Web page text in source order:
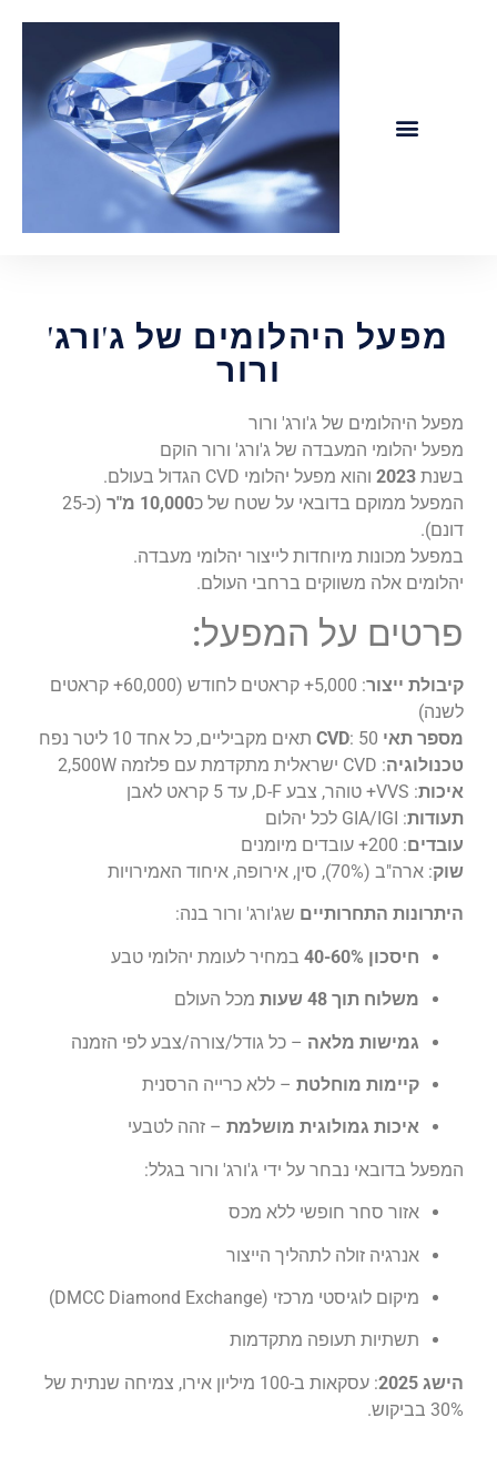
מפעל היהלומים של ג'ורג'
ורור
מפעל היהלומים של ג'ורג' ורור
מפעל יהלומי המעבדה של ג'ורג' ורור הוקם
בשנת 2023 והוא מפעל יהלומי CVD הגדול בעולם.
המפעל ממוקם בדובאי על שטח של כ10,000 מ"ר
(כ-25
דונם).
במפעל מכונות מיוחדות לייצור יהלומי מעבדה.
יהלומים אלה משווקים ברחבי העולם.
פרטים על המפעל:
קיבולת ייצור
: 5,000+ קראטים לחודש (60,000+ קראטים
לשנה)
מספר תאי CVD : 50 תאים מקביליים, כל אחד 10 ליטר נפח
טכנולוגיה: CVD ישראלית מתקדמת עם פלזמה 2,500W
איכות: VVS+ טוהר, צבע D-F, עד 5 קראט לאבן
תעודות: GIA/IGI לכל יהלום
עובדים: 200+ עובדים מיומנים
שוק: ארה"ב (70%), סין, אירופה, איחוד האמירויות
היתרונות התחרותיים שג'ורג' ורור בנה:
חיסכון 40-60% במחיר לעומת יהלומי טבע
משלוח תוך 48 שעות מכל העולם
גמישות מלאה – כל גודל/צורה/צבע לפי הזמנה
קיימות מוחלטת – ללא כרייה הרסנית
איכות גמולוגית מושלמת – זהה לטבעי
המפעל בדובאי נבחר על ידי ג'ורג' ורור בגלל:
אזור סחר חופשי ללא מכס
אנרגיה זולה לתהליך הייצור
מיקום לוגיסטי מרכזי (DMCC Diamond Exchange)
תשתיות תעופה מתקדמות
הישג 2025
: עסקאות ב-100 מיליון אירו, צמיחה שנתית של
30% בביקוש.